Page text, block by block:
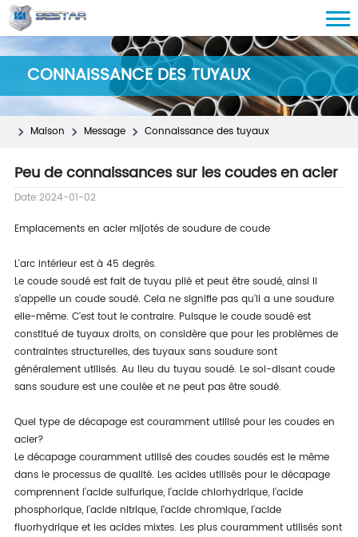
CONNAISSANCE DES TUYAUX
Maison Message Connaissance des tuyaux
Peu de connaissances sur les coudes en acier
Date:2024-01-02
Emplacements en acier mijotés de soudure de coude
L'arc intérieur est à 45 degrés.
Le coude soudé est fait de tuyau plié et peut être soudé, ainsi il
s'appelle un coude soudé. Cela ne signifie pas qu'il a une soudure
elle-même. C'est tout le contraire. Puisque le coude soudé est
constitué de tuyaux droits, on considère que pour les problèmes de
contraintes structurelles, des tuyaux sans soudure sont
généralement utilisés. Au lieu du tuyau soudé. Le soi-disant coude
sans soudure est une coulée et ne peut pas être soudé.
Quel type de décapage est couramment utilisé pour les coudes en
acier?
Le décapage couramment utilisé des coudes soudés est le même
dans le processus de qualité. Les acides utilisés pour le décapage
comprennent l'acide sulfurique, l'acide chlorhydrique, l'acide
phosphorique, l'acide nitrique, l'acide chromique, l'acide
fluorhydrique et les acides mixtes. Les plus couramment utilisés sont